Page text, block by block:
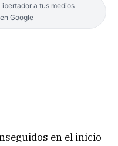
a tus medios
Google
en el inicio